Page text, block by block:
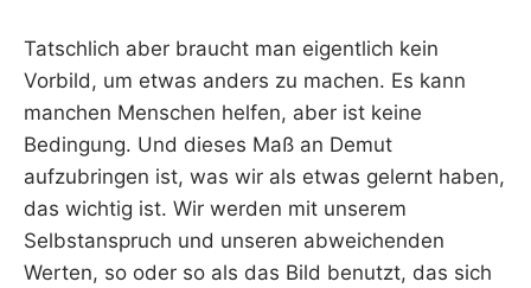
Tatschlich aber braucht man eigentlich kein
Vorbild, um etwas anders zu machen. Es kann
manchen Menschen helfen, aber ist keine
Bedingung. Und dieses Maß an Demut
aufzubringen ist, was wir als etwas gelernt haben,
das wichtig ist. Wir werden mit unserem
Selbstanspruch und unseren abweichenden
Werten, so oder so als das Bild benutzt, das sich